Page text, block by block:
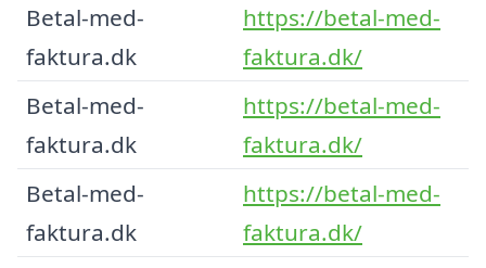
Betal-med-
faktura.dk
https://betal-med-
faktura.dk/
Betal-med-
faktura.dk
https://betal-med-
faktura.dk/
Betal-med-
faktura.dk
https://betal-med-
faktura.dk/